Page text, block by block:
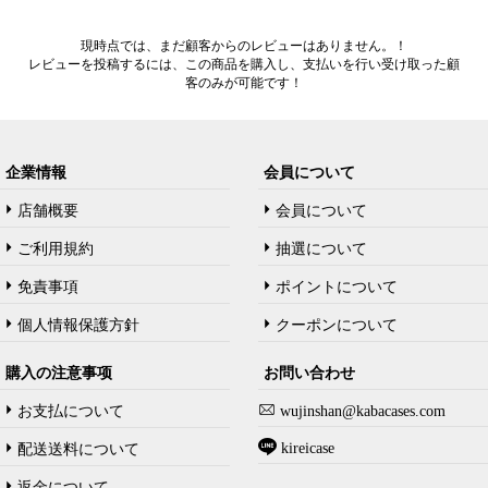
現時点では、まだ顧客からのレビューはありません。！
レビューを投稿するには、この商品を購入し、支払いを行い受け取った顧
客のみが可能です！
企業情報
店舗概要
ご利用規約
免責事項
個人情報保護方針
会員について
会員について
抽選について
ポイントについて
クーポンについて
購入の注意事项
お支払について
配送送料について
お問い合わせ
wujinshan@kabacases.com
kireicase